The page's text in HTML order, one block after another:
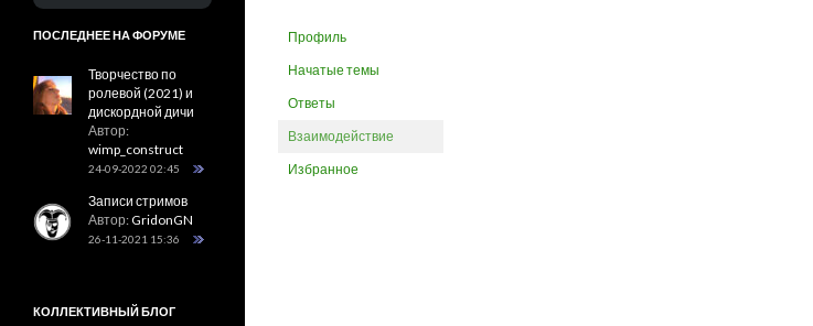
Профиль
Начатые темы
Ответы
Взаимодействие
Избранное
ПОСЛЕДНЕЕ НА ФОРУМЕ
Творчество по
ролевой (2021) и
дискордной дичи
Автор:
wimp_construct
24-09-2022 02:45
Записи стримов
Автор:GridonGN
26-11-2021 15:36
КОЛЛЕКТИВНЫЙ БЛОГ